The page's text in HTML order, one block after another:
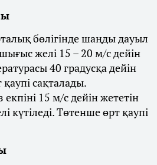
бөлігінде шаңды дауыл
желі 15 – 20 м/с дейін
40 градусқа дейін
сақталады.
15 м/с дейін жететін
күтіледі. Төтенше өрт қаупі